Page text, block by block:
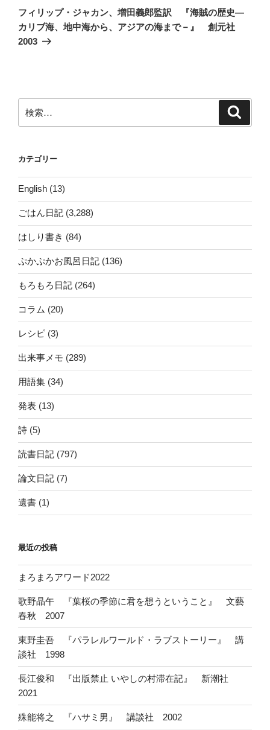
ゲ
ー
シ
の
投
稿
フィリップ・ジャカン、増田義郎監訳 『海賊の歴史―
カリブ海、地中海から、アジアの海まで－』 創元社
2003
索:
カテゴリー
English (13)
ごはん日記 (3,288)
はしり書き (84)
ぷかぷかお風呂日記 (136)
もろもろ日記 (264)
コラム (20)
レシピ (3)
出来事メモ (289)
用語集 (34)
発表 (13)
詩 (5)
読書日記 (797)
論文日記 (7)
遺書 (1)
最近の投稿
まろまろアワード2022
歌野晶午 『葉桜の季節に君を想うということ』 文藝
春秋 2007
東野圭吾 『パラレルワールド・ラブストーリー』 講
談社 1998
長江俊和 『出版禁止 いやしの村滞在記』 新潮社
2021
殊能将之 『ハサミ男』 講談社 2002